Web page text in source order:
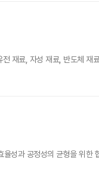
재료, 자성 재료, 반도체 재
성과 공정성의 균형을 위한